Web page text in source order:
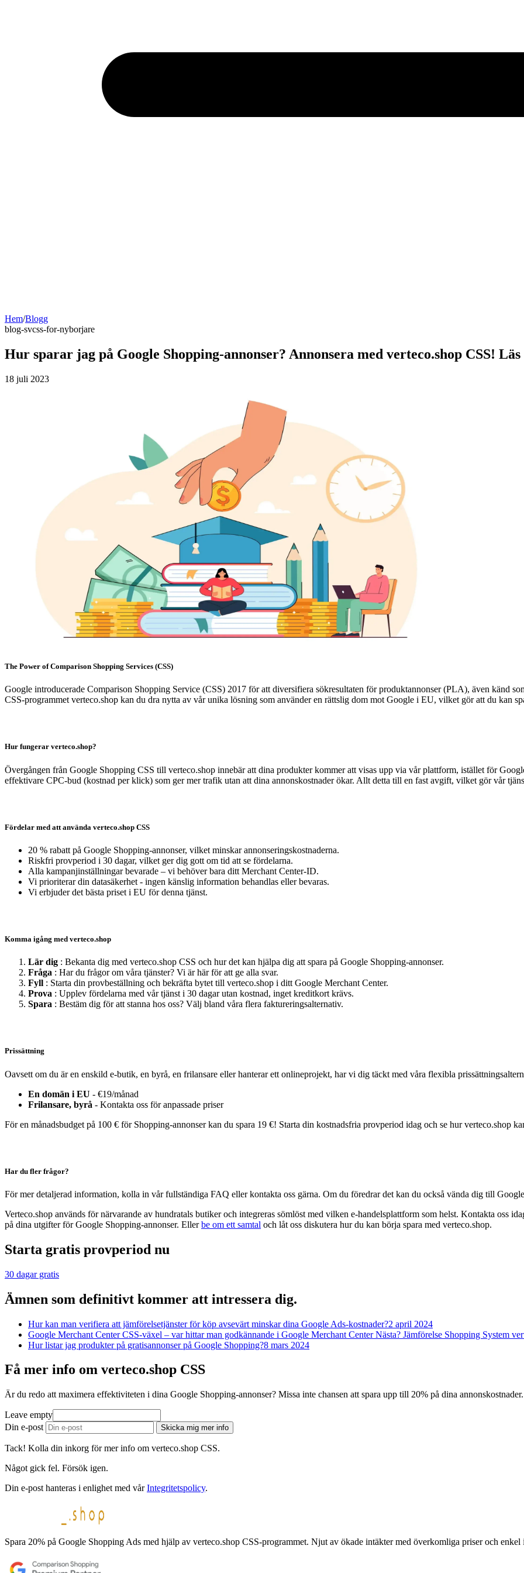
Hem/Blogg
blog-svcss-for-nyborjare
Hur sparar jag på Google Shopping-annonser? Annonsera med verteco.shop CSS!
18 juli 2023
The Power of Comparison Shopping Services (CSS)
Google introducerade Comparison Shopping Service (CSS) 2017 för att diversifiera sökresultaten för produktannonser (PLA), även känd
CSS-programmet verteco.shop kan du dra nytta av vår unika lösning som använder en rättslig dom mot Google i EU, vilket gör att du kan
Hur fungerar verteco.shop?
Övergången från Google Shopping CSS till verteco.shop innebär att dina produkter kommer att visas upp via vår plattform, istället för
effektivare CPC-bud (kostnad per klick) som ger mer trafik utan att dina annonskostnader ökar. Allt detta till en fast avgift, vilket gör vår
Fördelar med att använda verteco.shop CSS
20 % rabatt på Google Shopping-annonser, vilket minskar annonseringskostnaderna.
Riskfri provperiod i 30 dagar, vilket ger dig gott om tid att se fördelarna.
Alla kampanjinställningar bevarade – vi behöver bara ditt Merchant Center-ID.
Vi prioriterar din datasäkerhet - ingen känslig information behandlas eller bevaras.
Vi erbjuder det bästa priset i EU för denna tjänst.
Komma igång med verteco.shop
Lär dig : Bekanta dig med verteco.shop CSS och hur det kan hjälpa dig att spara på Google Shopping-annonser.
Fråga : Har du frågor om våra tjänster? Vi är här för att ge alla svar.
Fyll : Starta din provbeställning och bekräfta bytet till verteco.shop i ditt Google Merchant Center.
Prova : Upplev fördelarna med vår tjänst i 30 dagar utan kostnad, inget kreditkort krävs.
Spara : Bestäm dig för att stanna hos oss? Välj bland våra flera faktureringsalternativ.
Prissättning
Oavsett om du är en enskild e-butik, en byrå, en frilansare eller hanterar ett onlineprojekt, har vi dig täckt med våra flexibla
En domän i EU - €19/månad
Frilansare, byrå - Kontakta oss för anpassade priser
För en månadsbudget på 100 € för Shopping-annonser kan du spara 19 €! Starta din kostnadsfria provperiod idag och se hur verteco.shop
Har du fler frågor?
För mer detaljerad information, kolla in vår fullständiga FAQ eller kontakta oss gärna. Om du föredrar det kan du också vända dig till
Verteco.shop används för närvarande av hundratals butiker och integreras sömlöst med vilken e-handelsplattform som helst. Kontakta oss
på dina utgifter för Google Shopping-annonser. Ellerbe om ett samtal och låt oss diskutera hur du kan börja spara med verteco.shop.
Starta gratis provperiod nu
30 dagar gratis
Ämnen som definitivt kommer att intressera dig.
Hur kan man verifiera att jämförelsetjänster för köp avsevärt minskar dina Google Ads-kostnader?2 april 2024
Google Merchant Center CSS-växel – var hittar man godkännande i Google Merchant Center Nästa? Jämförelse Shopping System
Hur listar jag produkter på gratisannonser på Google Shopping?8 mars 2024
Få mer info om verteco.shop CSS
Är du redo att maximera effektiviteten i dina Google Shopping-annonser? Missa inte chansen att spara upp till 20% på dina annonskostnader.
Leave empty
Din e-post
Skicka mig mer info
Tack! Kolla din inkorg för mer info om verteco.shop CSS.
Något gick fel. Försök igen.
Din e-post hanteras i enlighet med vårIntegritetspolicy.
Spara 20% på Google Shopping Ads med hjälp av verteco.shop CSS-programmet. Njut av ökade intäkter med överkomliga priser och enkel